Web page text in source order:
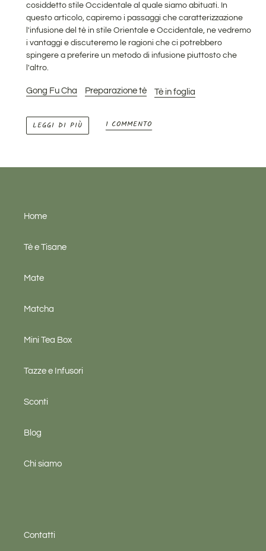
cosiddetto stile Occidentale al quale siamo abituati. In
questo articolo, capiremo i passaggi che caratterizzazione
l'infusione del tè in stile Orientale e Occidentale, ne vedremo
i vantaggi e discuteremo le ragioni che ci potrebbero
spingere a preferire un metodo di infusione piuttosto che
l'altro.
Gong Fu Cha Preparazione tè Tè in foglia
LEGGI DI PIÙ 1 COMMENTO
Home
Tè e Tisane
Mate
Matcha
Mini Tea Box
Tazze e Infusori
Sconti
Blog
Chi siamo
Contatti